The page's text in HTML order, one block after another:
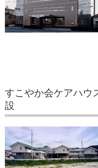
すこやか会ケアハウ
設